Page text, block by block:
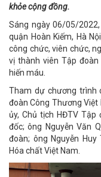
khỏe cộng đồng.
Sáng ngày 06/05/
quận Hoàn Kiếm, Hà
công chức, viên chức,
vị thành viên Tập
hiến máu.
Tham dự chương trình
đoàn Công Thương Việt
ủy, Chủ tịch HĐTV Tập
đốc; ông Nguyễn Văn
đoàn; ông Nguyễn
Hóa chất Việt Nam.